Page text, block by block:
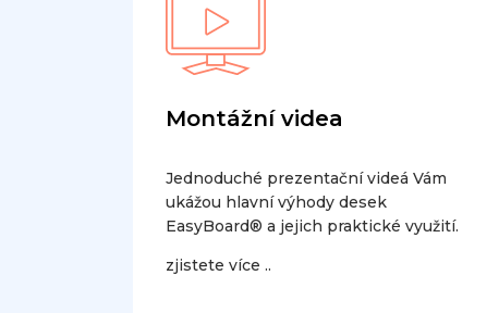
Montážní videa
Jednoduché prezentační videá Vám
ukážou hlavní výhody desek
EasyBoard® a jejich praktické využití.
zjistete více ..